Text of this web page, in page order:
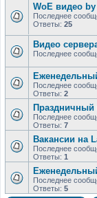
WoE видео
Последнее
Ответы: 25
Видео
Последнее
Последнее
Ответы: 2
Праздничный
Последнее
Ответы: 7
Вакансии на
Последнее
Ответы: 1
Последнее
Ответы: 5